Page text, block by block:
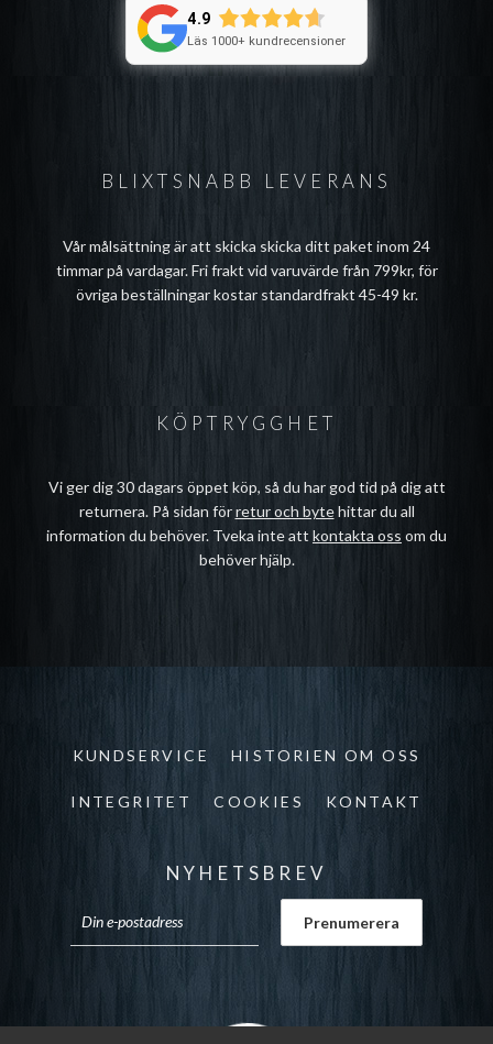
BLIXTSNABB LEVERANS
Vår målsättning är att skicka skicka ditt paket inom 24
timmar på vardagar. Fri frakt vid varuvärde från 799kr, för
övriga beställningar kostar standardfrakt 45-49 kr.
4.9
Läs 1000+ kundrecensioner
KÖPTRYGGHET
Vi ger dig 30 dagars öppet köp, så du har god tid på dig att
returnera. På sidan förretur och bytehittar du all
information du behöver. Tveka inte att kontakta oss om du
behöver hjälp.
KUNDSERVICE HISTORIEN OM OSS
INTEGRITET COOKIES KONTAKT
NYHETSBREV